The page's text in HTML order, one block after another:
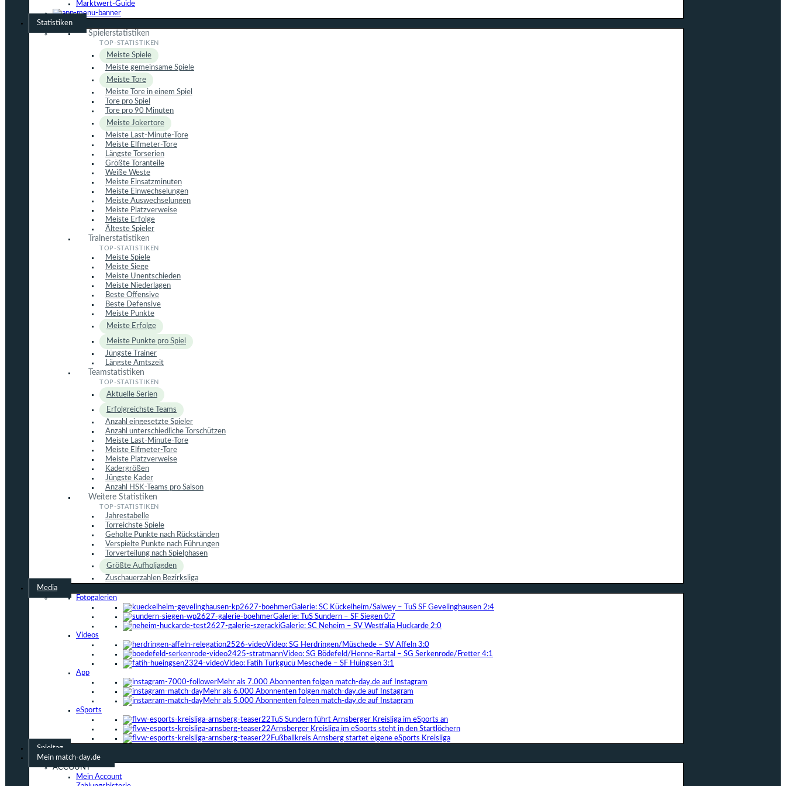
Marktwert-Guide
Statistiken
Spielerstatistiken
Meiste Spiele
Meiste gemeinsame Spiele
Meiste Tore
Meiste Tore in einem Spiel
Tore pro Spiel
Tore pro 90 Minuten
Meiste Jokertore
Meiste Last-Minute-Tore
Meiste Elfmeter-Tore
Längste Torserien
Größte Toranteile
Weiße Weste
Meiste Einsatzminuten
Meiste Einwechselungen
Meiste Auswechselungen
Meiste Platzverweise
Meiste Erfolge
Älteste Spieler
Trainerstatistiken
Meiste Spiele
Meiste Siege
Meiste Unentschieden
Meiste Niederlagen
Beste Offensive
Beste Defensive
Meiste Punkte
Meiste Erfolge
Meiste Punkte pro Spiel
Jüngste Trainer
Längste Amtszeit
Teamstatistiken
Aktuelle Serien
Erfolgreichste Teams
Anzahl eingesetzte Spieler
Anzahl unterschiedliche Torschützen
Meiste Last-Minute-Tore
Meiste Elfmeter-Tore
Meiste Platzverweise
Kadergrößen
Jüngste Kader
Anzahl HSK-Teams pro Saison
Weitere Statistiken
Jahrestabelle
Torreichste Spiele
Geholte Punkte nach Rückständen
Verspielte Punkte nach Führungen
Torverteilung nach Spielphasen
Größte Aufholjagden
Zuschauerzahlen Bezirksliga
Media
Fotogalerien
Galerie: SC Kückelheim/Salwey – TuS SF Gevelinghausen 2:4
Galerie: TuS Sundern – SF Siegen 0:7
Galerie: SC Neheim – SV Westfalia Huckarde 2:0
Videos
Video: SG Herdringen/Müschede – SV Affeln 3:0
Video: SG Bödefeld/Henne-Rartal – SG Serkenrode/Fretter 4:1
Video: Fatih Türkgücü Meschede – SF Hüingsen 3:1
App
Mehr als 7.000 Abonnenten folgen match-day.de auf Instagram
Mehr als 6.000 Abonnenten folgen match-day.de auf Instagram
Mehr als 5.000 Abonnenten folgen match-day.de auf Instagram
eSports
TuS Sundern führt Arnsberger Kreisliga im eSports an
Arnsberger Kreisliga im eSports steht in den Startlöchern
Fußballkreis Arnsberg startet eigene eSports Kreisliga
Spieltag
Mein match-day.de
ACCOUNT
Mein Account